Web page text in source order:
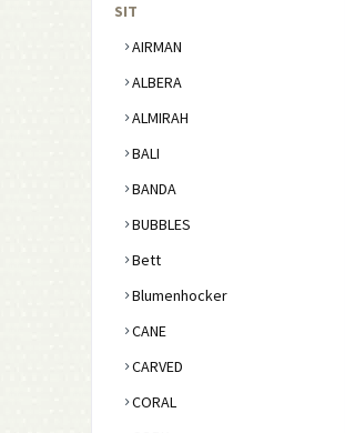
SIT
AIRMAN
ALBERA
ALMIRAH
BALI
BANDA
BUBBLES
Bett
Blumenhocker
CANE
CARVED
CORAL